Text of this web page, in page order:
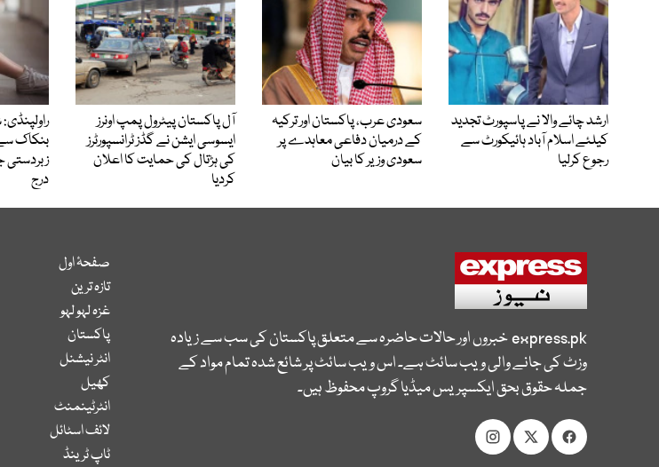
ارشد چائے والا نے پاسپورٹ تجدید
کیلئے اسلام آباد ہائیکورٹ سے
رجوع کرلیا
سعودی عرب، پاکستان اور ترکیہ
کے درمیان دفاعی معاہدے پر
سعودی وزیر کا بیان
آل پاکستان پیٹرول پمپ اونرز
ایسوسی ایشن نے گڈز ٹرانسپورٹرز
کی ہڑتال کی حمایت کا اعلان
کردیا
بنکاک
زبردستی
درج
express.pkخبروں اور حالات حاضرہ سے متعلق پاکستان کی سب سے زیادہ
وزٹ کی جانے والی ویب سائٹ ہے۔ اس ویب سائٹ پر شائع شدہ تمام مواد کے
جملہ حقوق بحق ایکسپریس میڈیا گروپ محفوظ ہیں۔
صفحۂ اول
تازہ ترین
غزہ لہو لہو
پاکستان
انٹر نیشنل
کھیل
انٹرٹینمنٹ
لائف اسٹائل
ٹاپ ٹرینڈ